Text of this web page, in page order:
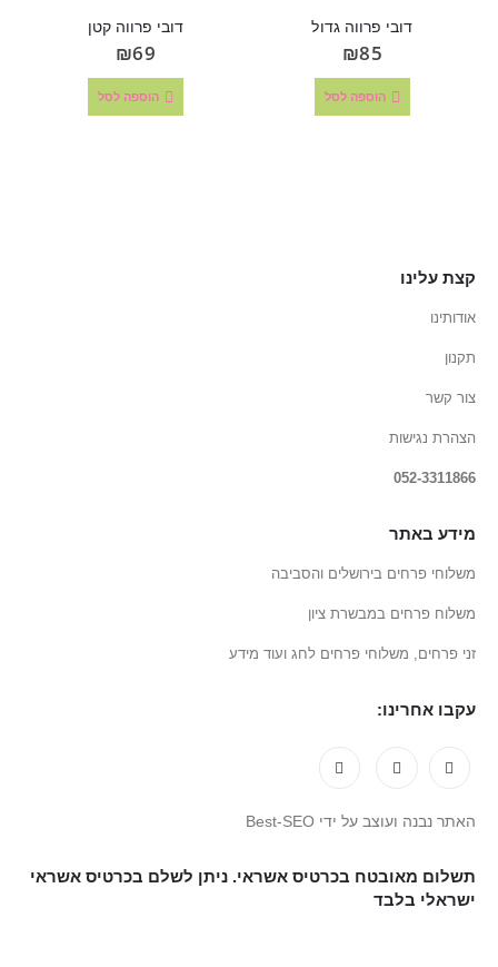
דובי פרווה גדול
₪85
הוספה לסל
דובי פרווה קטן
₪69
הוספה לסל
קצת עלינו
אודותינו
תקנון
צור קשר
הצהרת נגישות
052-3311866
מידע באתר
משלוחי פרחים בירושלים והסביבה
משלוח פרחים במבשרת ציון
זני פרחים, משלוחי פרחים לחג ועוד מידע
עקבו אחרינו:
האתר נבנה ועוצב על ידי Best-SEO
תשלום מאובטח בכרטיס אשראי. ניתן לשלם בכרטיס אשראי
ישראלי בלבד